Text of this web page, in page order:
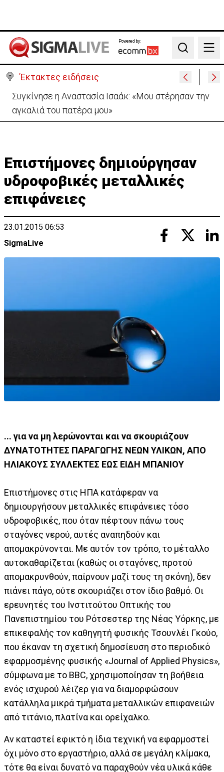
Powered by:
Search
Έκτακτες ειδήσεις
Μεγάλο πακέτο όπλων από Τουρκία προς Ουκρανία
-Κίνηση με μήνυμα προς Μόσχα;
Επιστήμονες δημιούργησαν
υδροφοβικές μεταλλικές
επιφάνειες
23.01.2015 06:53
SigmaLive
... για να μη λερώνονται και να σκουριάζουν
ΔΥΝΑΤΟΤΗΤΕΣ ΠΑΡΑΓΩΓΗΣ ΝΕΩΝ ΥΛΙΚΩΝ, ΑΠΟ
ΗΛΙΑΚΟΥΣ ΣΥΛΛΕΚΤΕΣ ΕΩΣ ΕΙΔΗ ΜΠΑΝΙΟΥ
Επιστήμονες στις ΗΠΑ κατάφεραν να
δημιουργήσουν μεταλλικές επιφάνειες τόσο
υδροφοβικές, που όταν πέφτουν πάνω τους
σταγόνες νερού, αυτές αναπηδούν και
απομακρύνονται. Με αυτόν τον τρόπο, το μέταλλο
αυτοκαθαρίζεται (καθώς οι σταγόνες, προτού
απομακρυνθούν, παίρνουν μαζί τους τη σκόνη), δεν
πιάνει πάγο, ούτε σκουριάζει στον ίδιο βαθμό. Οι
ερευνητές του Ινστιτούτου Οπτικής του
Πανεπιστημίου του Ρότσεστερ της Νέας Υόρκης, με
επικεφαλής τον καθηγητή φυσικής Τσουνλέι Γκούο,
που έκαναν τη σχετική δημοσίευση στο περιοδικό
εφαρμοσμένης φυσικής «Journal of Applied Physics»,
σύμφωνα με το BBC, χρησιμοποίησαν τη βοήθεια
ενός ισχυρού λέιζερ για να διαμορφώσουν
κατάλληλα μικρά τμήματα μεταλλικών επιφανειών
από τιτάνιο, πλατίνα και ορείχαλκο.
Αν καταστεί εφικτό η ίδια τεχνική να εφαρμοστεί
όχι μόνο στο εργαστήριο, αλλά σε μεγάλη κλίμακα,
τότε θα είναι δυνατό να παραχθούν νέα υλικά κάθε